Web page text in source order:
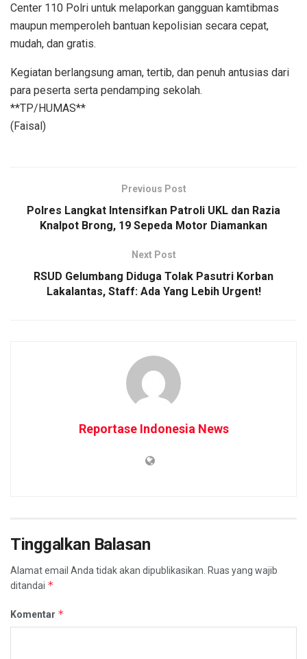
Center 110 Polri untuk melaporkan gangguan kamtibmas
maupun memperoleh bantuan kepolisian secara cepat,
mudah, dan gratis.
Kegiatan berlangsung aman, tertib, dan penuh antusias dari
para peserta serta pendamping sekolah.
**TP/HUMAS**
(Faisal)
Previous Post
Polres Langkat Intensifkan Patroli UKL dan Razia
Knalpot Brong, 19 Sepeda Motor Diamankan
Next Post
RSUD Gelumbang Diduga Tolak Pasutri Korban
Lakalantas, Staff: Ada Yang Lebih Urgent!
Reportase Indonesia News
Tinggalkan Balasan
Alamat email Anda tidak akan dipublikasikan. Ruas yang wajib
ditandai *
Komentar *